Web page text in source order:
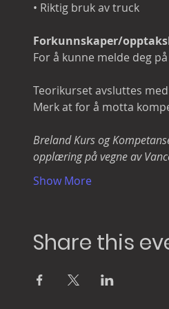
• Riktig bruk av truck
Forkunnskaper/
For å kunne melde deg
Teorikurset avsluttes
Merk at for å motta
Breland Kurs og
opplæring på vegne av
Show More
Share this